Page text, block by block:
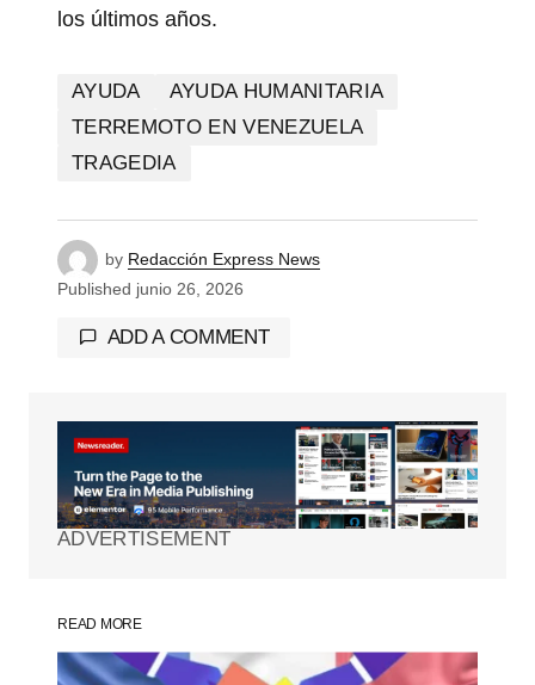
los últimos años.
AYUDA
AYUDA HUMANITARIA
TERREMOTO EN VENEZUELA
TRAGEDIA
by Redacción Express News
Published junio 26, 2026
ADD A COMMENT
Tu dirección de correo electrónico no será
Los campos obligatorios están
marcados con*
ADVERTISEMENT
READ MORE